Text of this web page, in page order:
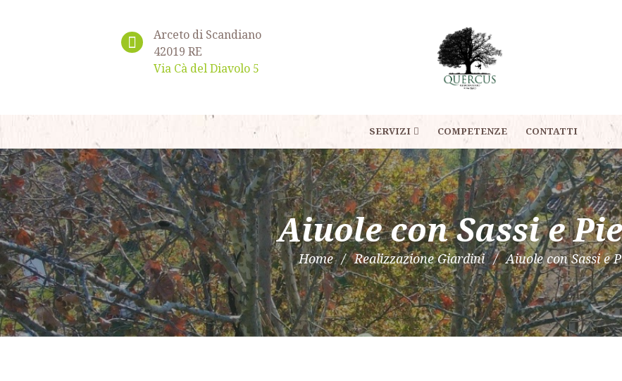
Arceto di Scandiano
42019 RE
Via Cà del Diavolo 5
SERVIZI COMPETENZE CONTATTI
Aiuole con Sassi e
Home Realizzazione Giardini Aiuole con Sassi e